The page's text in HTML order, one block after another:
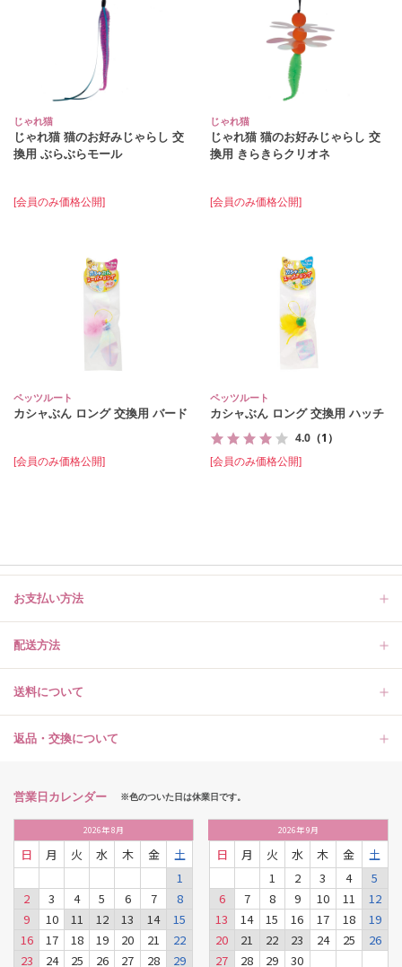
じゃれ猫
じゃれ猫 猫のお好みじゃらし 交
換用 ぶらぶらモール
[会員のみ価格公開]
じゃれ猫
じゃれ猫 猫のお好みじゃらし 交
換用 きらきらクリオネ
[会員のみ価格公開]
ペッツルート
カシャぶん ロング 交換用 バード
[会員のみ価格公開]
ペッツルート
カシャぶん ロング 交換用 ハッチ
4.0 （1）
[会員のみ価格公開]
お支払い方法
配送方法
送料について
返品・交換について
営業日カレンダー ※色のついた日は休業日です。
2026年8月
日 月 火 水 木 金
土
1
2
3 4 5 6 7
8
9
10 11 12 13 14
15
16
17 18 19 20 21
22
23
24 25 26 27 28 29
2026年9月
日 月 火 水 木 金
土
1
2 3 4
5
6
7 8 9 10 11
12
13
14 15 16 17 18
19
20
21 22 23 24 25
26
27
28 29 30